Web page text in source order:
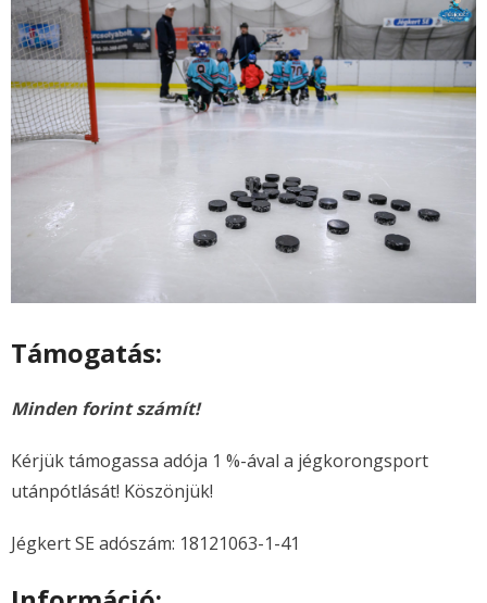
Támogatás:
Minden forint számít!
Kérjük támogassa adója 1 %-ával a jégkorongsport
utánpótlását! Köszönjük!
Jégkert SE adószám: 18121063-1-41